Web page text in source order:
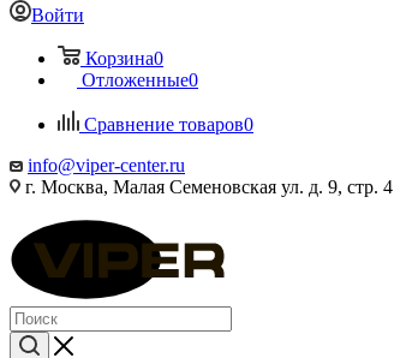
Войти
Корзина0
Отложенные0
Сравнение товаров0
info@viper-center.ru
г. Москва, Малая Семеновская ул. д. 9, стр. 4